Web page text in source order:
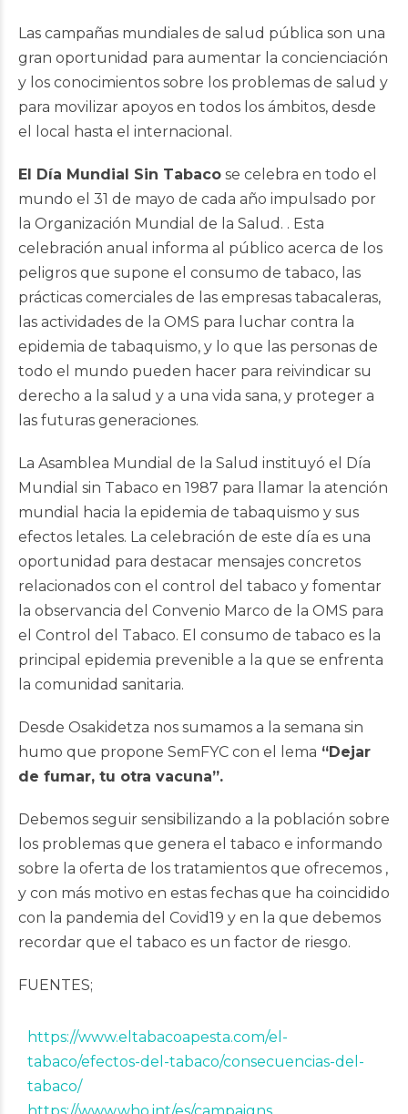
Las campañas mundiales de salud pública son una
gran oportunidad para aumentar la concienciación
y los conocimientos sobre los problemas de salud y
para movilizar apoyos en todos los ámbitos, desde
el local hasta el internacional.
El Día Mundial Sin Tabaco se celebra en todo el
mundo el 31 de mayo de cada año impulsado por
la Organización Mundial de la Salud. . Esta
celebración anual informa al público acerca de los
peligros que supone el consumo de tabaco, las
prácticas comerciales de las empresas tabacaleras,
las actividades de la OMS para luchar contra la
epidemia de tabaquismo, y lo que las personas de
todo el mundo pueden hacer para reivindicar su
derecho a la salud y a una vida sana, y proteger a
las futuras generaciones.
La Asamblea Mundial de la Salud instituyó el Día
Mundial sin Tabaco en 1987 para llamar la atención
mundial hacia la epidemia de tabaquismo y sus
efectos letales. La celebración de este día es una
oportunidad para destacar mensajes concretos
relacionados con el control del tabaco y fomentar
la observancia del Convenio Marco de la OMS para
el Control del Tabaco. El consumo de tabaco es la
principal epidemia prevenible a la que se enfrenta
la comunidad sanitaria.
Desde Osakidetza nos sumamos a la semana sin
humo que propone SemFYC con el lema “Dejar
de fumar, tu otra vacuna”.
Debemos seguir sensibilizando a la población sobre
los problemas que genera el tabaco e informando
sobre la oferta de los tratamientos que ofrecemos ,
y con más motivo en estas fechas que ha coincidido
con la pandemia del Covid19 y en la que debemos
recordar que el tabaco es un factor de riesgo.
FUENTES;
https://www.eltabacoapesta.com/el-
tabaco/efectos-del-tabaco/consecuencias-del-
tabaco/